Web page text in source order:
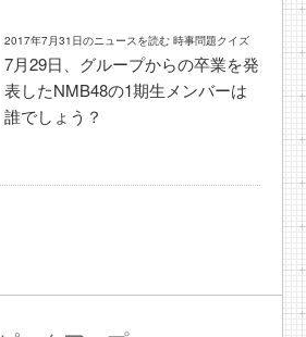
2017年7月31日のニュースを読む 時事問題クイズ
7月29日、グループからの卒業を発
表したNMB48の1期生メンバーは
誰でしょう？